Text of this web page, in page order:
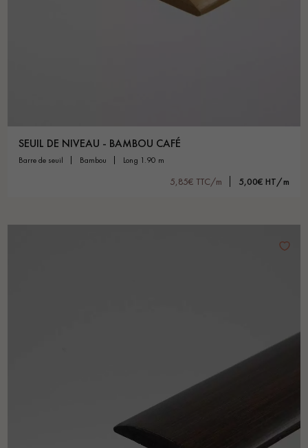
Demandez un rendez-vous personnalisé
SEUIL DE NIVEAU - BAMBOU CAFÉ
barre de seuil bambou long 1.90 m
5,85€ TTC/m 5,00€ HT/m